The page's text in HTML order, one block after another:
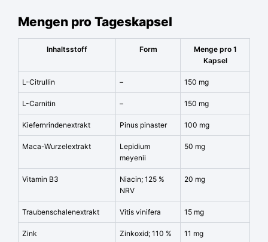
Mengen pro Tageskapsel
Inhaltsstoff Form
Menge pro 1
Kapsel
L-Citrullin – 150 mg
L-Carnitin – 150 mg
Kiefernrindenextrakt Pinus pinaster 100 mg
Maca-Wurzelextrakt
Lepidium
meyenii
50 mg
Vitamin B3
Niacin; 125 %
NRV
20 mg
Traubenschalenextrakt Vitis vinifera 15 mg
Zink
Zinkoxid; 110 %
11 mg